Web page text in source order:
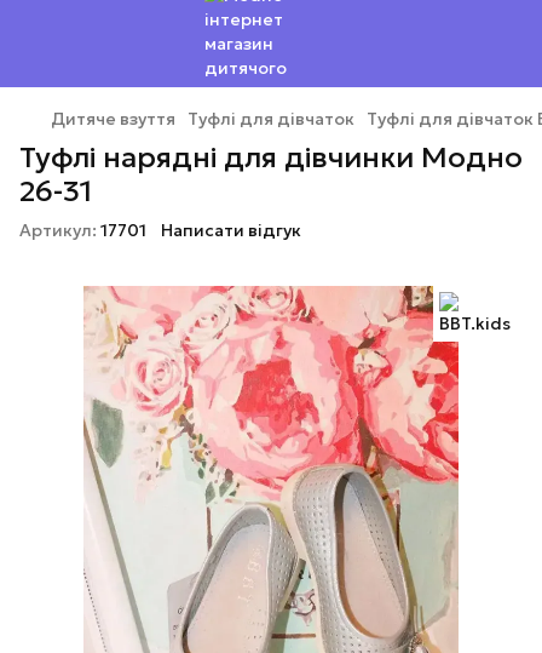
Дитяче взуття Туфлі для дівчаток Туфлі для дівчаток
Туфлі нарядні для дівчинки Модно
26-31
Артикул: 17701 Написати відгук